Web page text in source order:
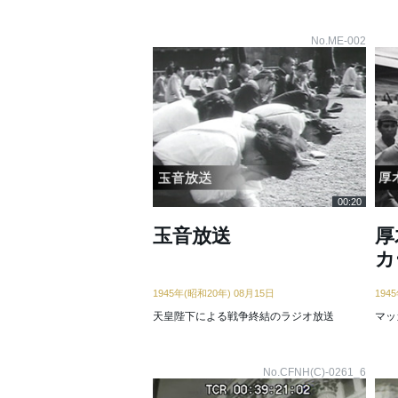
No.ME-002
00:20
玉音放送
1945年(昭和20年) 08月15日
天皇陛下による戦争終結のラジオ放送 マ
No.CFNH(C)-0261_6